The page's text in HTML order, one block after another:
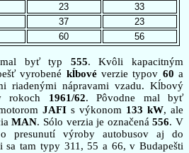
23
33
37
23
60 56
byť typ 555. Kvôli kapacitným
vyrobené kĺbovéverzie typov 60 a
riadenými nápravami vzadu. Kĺbový
rokoch 1961/62. Pôvodne mal byť
JAFI s výkonom 133 kW, ale
MAN. Sólo verzia je označená556. V
presunutí výroby autobusov aj do
sa tam typy 311, 55 a 66, v Budapešti